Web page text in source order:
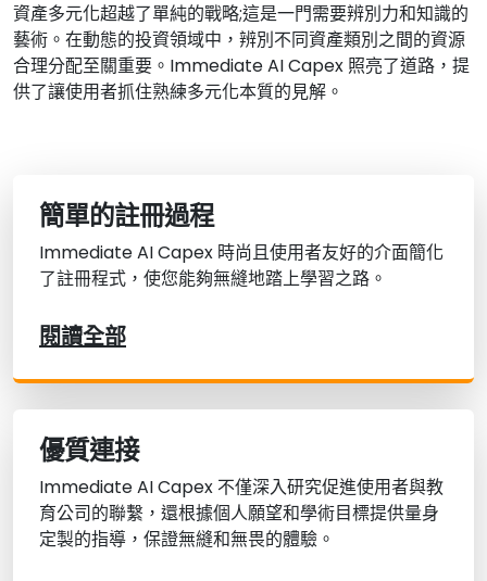
資產多元化超越了單純的戰略;這是一門需要辨別力和知識的
藝術。在動態的投資領域中，辨別不同資產類別之間的資源
合理分配至關重要。Immediate AI Capex 照亮了道路，提
供了讓使用者抓住熟練多元化本質的見解。
簡單的註冊過程
Immediate AI Capex 時尚且使用者友好的介面簡化
了註冊程式，使您能夠無縫地踏上學習之路。
閱讀全部
優質連接
Immediate AI Capex 不僅深入研究促進使用者與教
育公司的聯繫，還根據個人願望和學術目標提供量身
定製的指導，保證無縫和無畏的體驗。